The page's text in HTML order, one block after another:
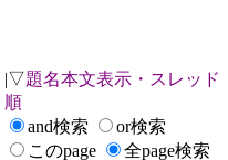
|▽題名本文表示・スレッド
順
and検索
or検索
このpage
全page検索